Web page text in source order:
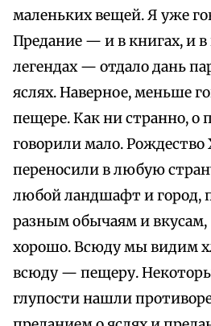
маленьких вещей. Я уже
Предание — и в книгах, и в
легендах — отдало дань
яслях. Наверное, меньше
пещере. Как ни странно, о
говорили мало. Рождество
переносили в любую
любой ландшафт и город,
разным обычаям и
хорошо. Всюду мы видим
всюду — пещеру.
глупости нашли